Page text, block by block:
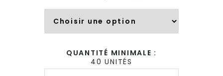
QUANTITÉ MINIMALE :
40 UNITÉS
quantité